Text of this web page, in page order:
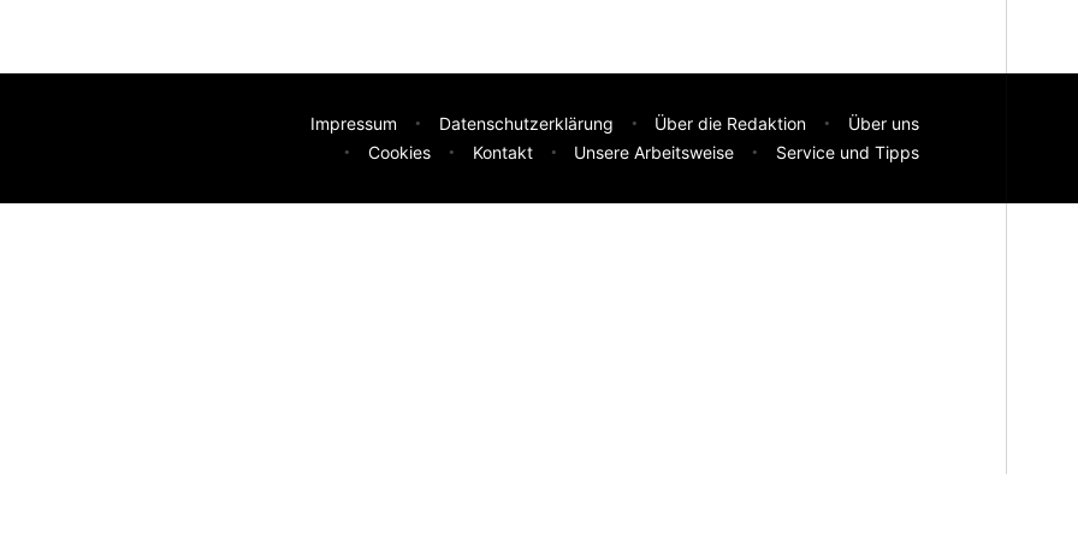
Impressum Datenschutzerklärung Über die Redaktion
Über uns
Cookies
Kontakt Unsere Arbeitsweise Service und Tipps